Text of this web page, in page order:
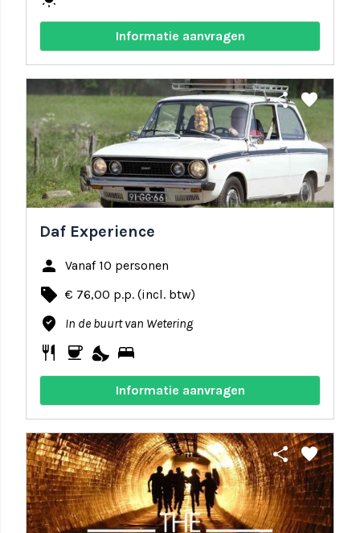
Informatie aanvragen
share favorite
Daf Experience
person Vanaf 10 personen
local_offer € 76,00 p.p. (incl. btw)
where_to_vote In de buurt van Wetering
restaurant coffee nights_stay bed
Informatie aanvragen
share favorite